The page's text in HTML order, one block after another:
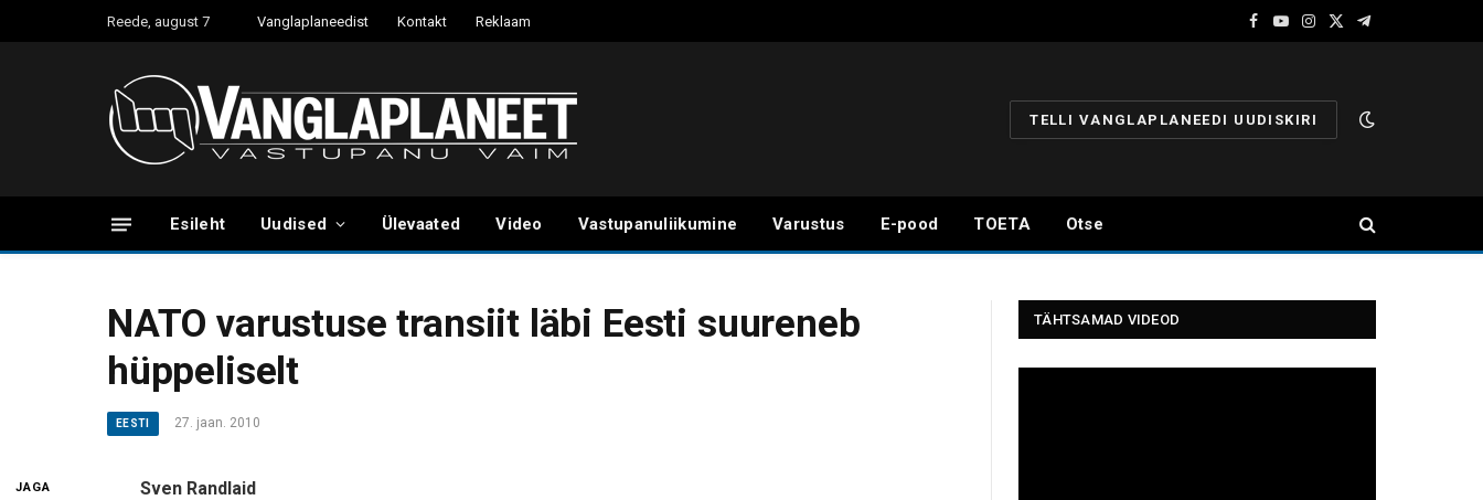
Reede, august 7 Vanglaplaneedist Kontakt Reklaam
Facebook
YouTube
Instagram
X
Telegram
TELLI VANGLAPLANEEDI UUDISKIRI
Esileht Uudised Ülevaated Video Vastupanuliikumine Varustus E-pood TOETA Otse
NATO varustuse transiit läbi Eesti suureneb
hüppeliselt
EESTI 27. jaan. 2010
JAGA
Sven Randlaid
TÄHTSAMAD VIDEOD